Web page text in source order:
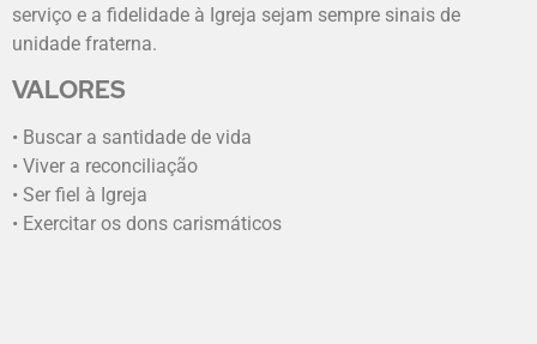
serviço e a fidelidade à Igreja sejam sempre sinais de
unidade fraterna.
VALORES
• Buscar a santidade de vida
• Viver a reconciliação
• Ser fiel à Igreja
• Exercitar os dons carismáticos